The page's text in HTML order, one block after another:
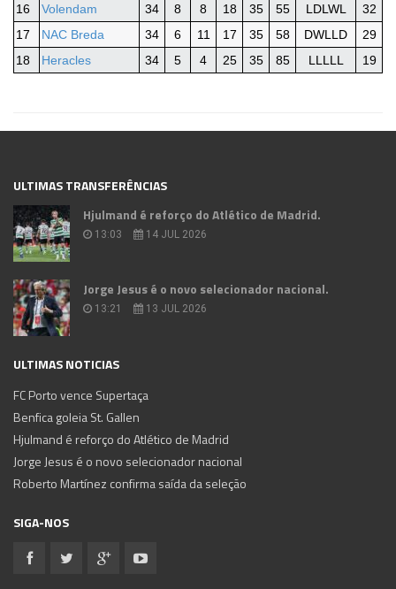
16
Volendam 34 8 8 18 35 55 LDLWL
32
17
NAC Breda 34 6 11 17 35 58 DWLLD
29
18
Heracles 34 5 4 25 35 85 LLLLL 19
ULTIMAS TRANSFERÊNCIAS
Hjulmand é reforço do Atlético de Madrid.
13:03 14 JUL 2026
Jorge Jesus é o novo selecionador nacional.
13:21 13 JUL 2026
ULTIMAS NOTICIAS
FC Porto vence Supertaça
Benfica goleia St. Gallen
Hjulmand é reforço do Atlético de Madrid
Jorge Jesus é o novo selecionador nacional
Roberto Martínez confirma saída da seleção
SIGA-NOS